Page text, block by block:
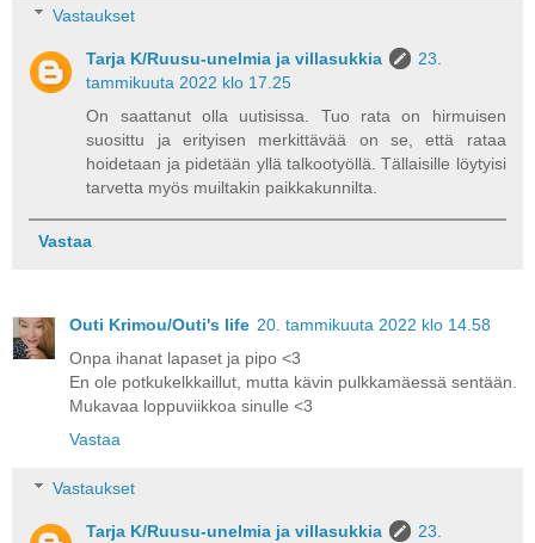
Vastaukset
Tarja K/Ruusu-unelmia ja villasukkia
23.
tammikuuta 2022 klo 17.25
On saattanut olla uutisissa. Tuo rata on hirmuisen
suosittu ja erityisen merkittävää on se, että rataa
hoidetaan ja pidetään yllä talkootyöllä. Tällaisille löytyisi
tarvetta myös muiltakin paikkakunnilta.
Vastaa
Outi Krimou/Outi's life 20. tammikuuta 2022 klo 14.58
Onpa ihanat lapaset ja pipo <3
En ole potkukelkkaillut, mutta kävin pulkkamäessä sentään.
Mukavaa loppuviikkoa sinulle <3
Vastaa
Vastaukset
Tarja K/Ruusu-unelmia ja villasukkia
23.